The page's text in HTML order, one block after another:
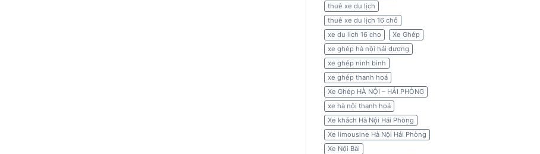
thuê xe du lịch
thuê xe du lịch 16 chỗ
xe du lich 16 cho
Xe Ghép
xe ghép hà nội hải dương
xe ghép ninh bình
xe ghép thanh hoá
Xe Ghép HÀ NỘI – HẢI PHÒNG
xe hà nội thanh hoá
Xe khách Hà Nội Hải Phòng
Xe limousine Hà Nội Hải Phòng
Xe Nội Bài